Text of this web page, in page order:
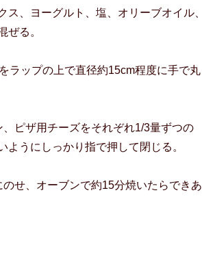
ス、ヨーグルト、塩、オリーブオイル、
ぜる。
ラップの上で直径約15cm程度に手で丸
、ピザ用チーズをそれぞれ1/3量ずつの
うにしっかり指で押して閉じる。
のせ、オーブンで約15分焼いたらできあ